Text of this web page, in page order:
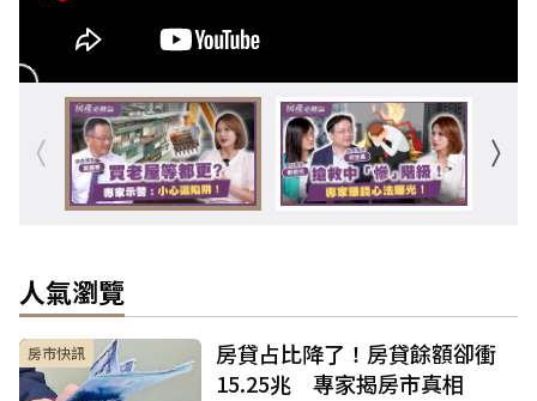
人氣瀏覽
房市快訊
房貸占比降了！房貸餘額卻衝
15.25兆 專家揭房市真相